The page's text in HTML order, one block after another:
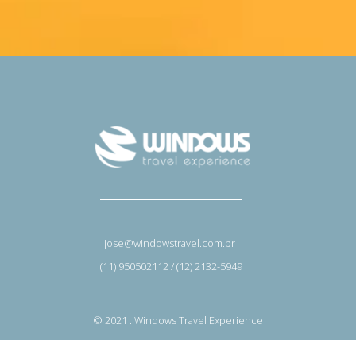
jose@windowstravel.com.br
(11) 950502112 / (12) 2132-5949
© 2021 . Windows Travel Experience